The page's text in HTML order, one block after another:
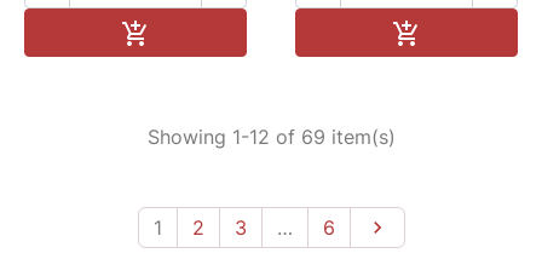
 
Showing 1-12 of 69 item(s)
1 2 3 … 6 